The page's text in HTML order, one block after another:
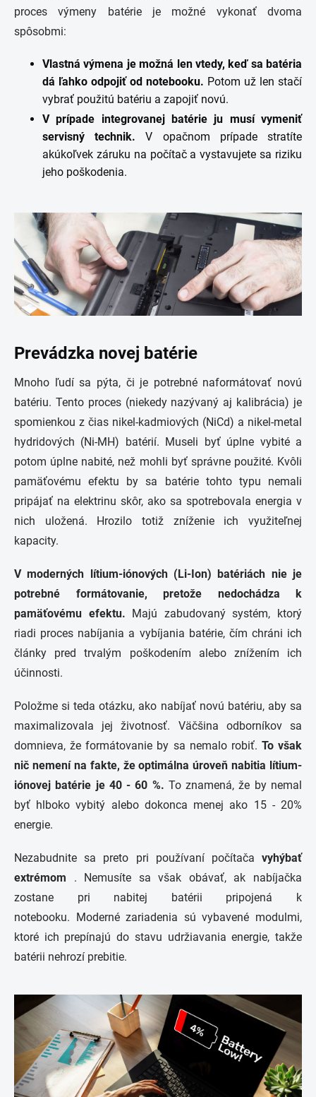
proces výmeny batérie je možné vykonať dvoma
spôsobmi:
Vlastná výmena je možná len vtedy, keď sa batéria
dá ľahko odpojiť od notebooku. Potom už len stačí
vybrať použitú batériu a zapojiť novú.
V prípade integrovanej batérie ju musí vymeniť
servisný technik.V opačnom prípade stratíte
akúkoľvek záruku na počítač a vystavujete sa riziku
jeho poškodenia.
Prevádzka novej batérie
Mnoho ľudí sa pýta, či je potrebné naformátovať novú
batériu. Tento proces (niekedy nazývaný aj kalibrácia) je
spomienkou z čias nikel-kadmiových (NiCd) a nikel-metal
hydridových (Ni-MH) batérií. Museli byť úplne vybité a
potom úplne nabité, než mohli byť správne použité. Kvôli
pamäťovému efektu by sa batérie tohto typu nemali
pripájať na elektrinu skôr, ako sa spotrebovala energia v
nich uložená. Hrozilo totiž zníženie ich využiteľnej
kapacity.
V moderných lítium-iónových (Li-Ion) batériách nie je
potrebné formátovanie, pretože nedochádza k
pamäťovému efektu. Majú zabudovaný systém, ktorý
riadi proces nabíjania a vybíjania batérie, čím chráni ich
články pred trvalým poškodením alebo znížením ich
účinnosti.
Položme si teda otázku, ako nabíjať novú batériu, aby sa
maximalizovala jej životnosť. Väčšina odborníkov sa
domnieva, že formátovanie by sa nemalo robiť. To však
nič nemení na fakte, že optimálna úroveň nabitia lítium-
iónovej batérie je 40 - 60 %. To znamená, že by nemal
byť hlboko vybitý alebo dokonca menej ako 15 - 20%
energie.
Nezabudnite sa preto pri používaní počítača vyhýbať
extrémom . Nemusíte sa však obávať, ak nabíjačka
zostane pri nabitej batérii pripojená k
notebooku. Moderné zariadenia sú vybavené modulmi,
ktoré ich prepínajú do stavu udržiavania energie, takže
batérii nehrozí prebitie.